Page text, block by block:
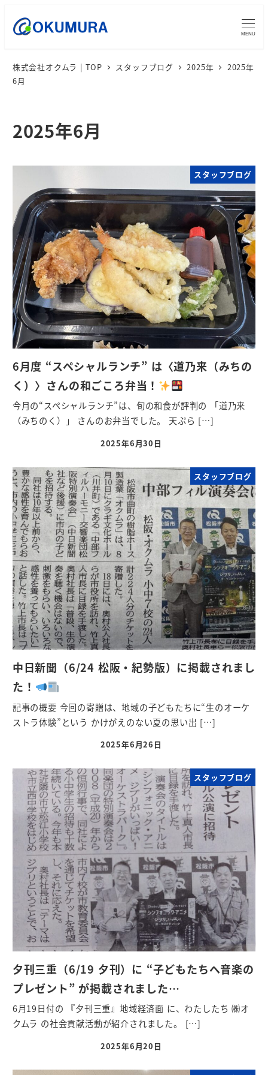
MENU
株式会社オクムラ | TOP スタッフブログ 2025年
2025年
6月
2025年6月
スタッフブログ
6月度 “スペシャルランチ” は〈道乃来（みちの
く）〉さんの和ごころ弁当！
今月の“スペシャルランチ”は、旬の和食が評判の 「道乃来
（みちのく）」 さんのお弁当でした。 天ぷら […]
2025年6月30日
スタッフブログ
中日新聞（6/24 松阪・紀勢版）に掲載されまし
た！
記事の概要 今回の寄贈は、地域の子どもたちに“生のオーケ
ストラ体験”という かけがえのない夏の思い出 […]
2025年6月26日
スタッフブログ
夕刊三重（6/19 夕刊）に “子どもたちへ音楽の
プレゼント” が掲載されました…
6月19日付の 『夕刊三重』地域経済面 に、わたしたち ㈱オ
クムラ の社会貢献活動が紹介されました。 […]
2025年6月20日